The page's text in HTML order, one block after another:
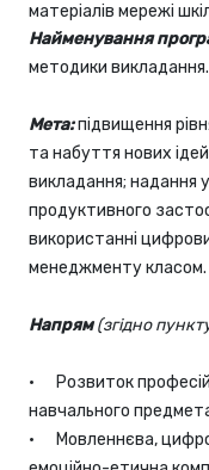
матеріалів мережі
Найменування
методики викладання.
Мета:підвищення
та набуття нових
викладання; надання
продуктивного
використанні
менеджменту класом.
Напрям(згідно
· Розвиток
навчального
· Мовленнєва,